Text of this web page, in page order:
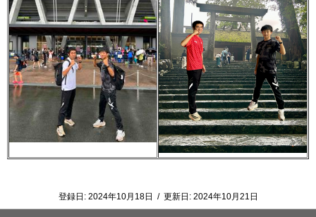
登録日: 2024年10月18日 / 更新日: 2024年10月21日